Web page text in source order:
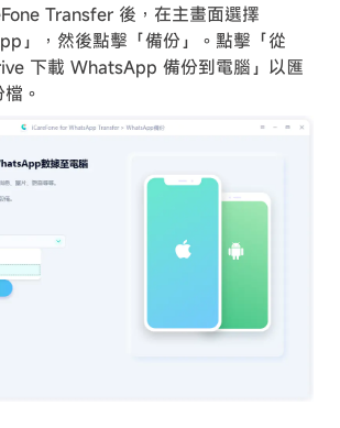
Transfer 後，在主畫面選擇
」，然後點擊「備份」。點擊「從
下載 WhatsApp 備份到電腦」以匯
。